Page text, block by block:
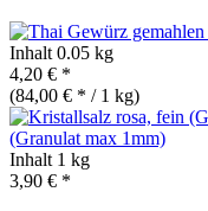
Inhalt 0.05 kg
4,20 € *
(84,00 € * / 1 kg)
(Granulat max 1mm)
Inhalt 1 kg
3,90 € *